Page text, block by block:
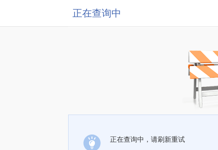
正在查询中
正在查询中，请刷新重试